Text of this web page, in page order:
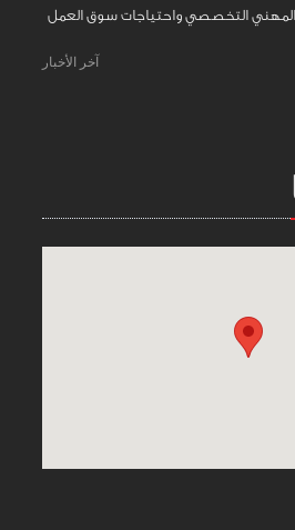
المهني التخصصي واحتياجات سوق العمل
آخر الأخبار